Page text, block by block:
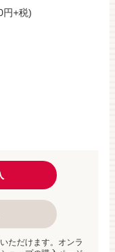
円+税)
ただけます。オンラ